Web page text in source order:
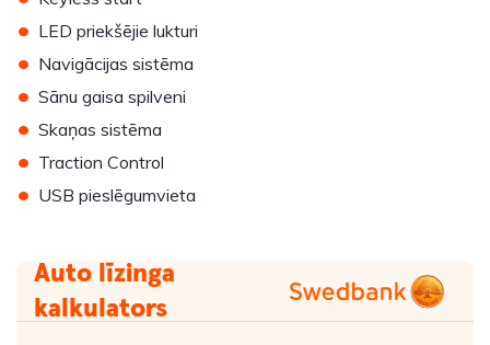
• LED priekšējie lukturi
• Navigācijas sistēma
• Sānu gaisa spilveni
• Skaņas sistēma
• Traction Control
• USB pieslēgumvieta